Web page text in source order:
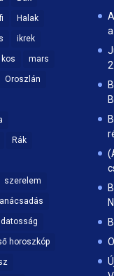
Halak
ikrek
kos mars
Oroszlán
Rák
szerelem
horoszkóp